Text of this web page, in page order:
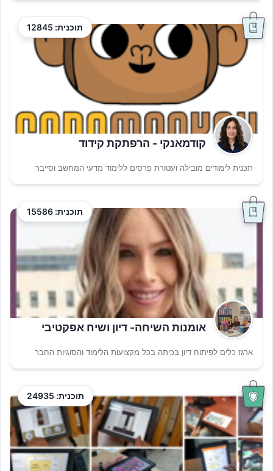
תוכנית: 12845
קודמאנקי - הרפתקת קידוד
תכנית לימודים מובילה ועטורת פרסים ללימוד מדעי המחשב וסייבר
תוכנית: 15586
אומנות השיחה- דיון ושיח אפקטיבי
ארגז כלים לפיתוח דיון בכיתה בכל מקצועות הלימוד והסוגיות החבר
תוכנית: 24935